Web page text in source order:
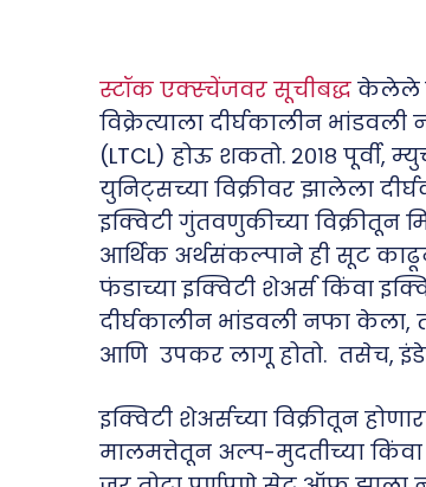
स्टॉक एक्स्चेंजवर सूचीबद्ध केलेले
विक्रेत्याला दीर्घकालीन
(LTCL) होऊ शकतो. २०१८ पूर्वी,
युनिट्सच्या विक्रीवर झालेला
इक्विटी गुंतवणुकीच्या विक्रीतून
आर्थिक अर्थसंकल्पाने ही सूट
फंडाच्या इक्विटी शेअर्स किंवा
दीर्घकालीन भांडवली नफा केला,
आणि उपकर लागू होतो. तसेच,
इक्विटी शेअर्सच्या विक्रीतून
मालमत्तेतून अल्प-मुदतीच्या